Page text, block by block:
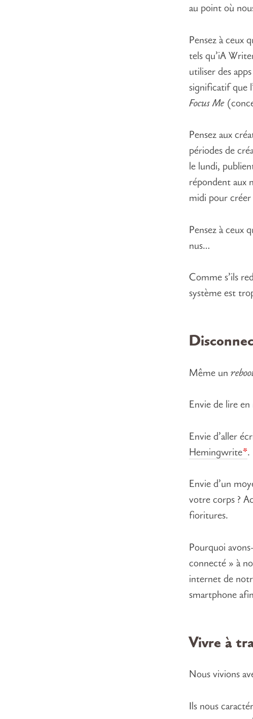
au point où
Pensez à ceux
tels qu’iA
utiliser des
significatif que
Focus Me
Pensez aux
périodes de
le lundi,
répondent aux
midi pour créer
Pensez à ceux
nus…
Comme s’ils
système est
Même un
Envie de lire en
Envie d’aller
Hemingwrite .
Envie d’un
votre corps ?
fioritures.
Pourquoi
connecté » à
internet de
smartphone
Vivre à
Nous vivions
Ils nous